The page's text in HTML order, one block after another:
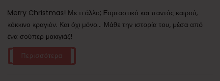
Merry Christmas! Με τι άλλο; Εορταστικό και παντός καιρού,
κόκκινο κραγιόν. Και όχι μόνο... Μάθε την ιστορία του, μέσα από
ένα σούπερ μακιγιάζ!
Περισσότερα